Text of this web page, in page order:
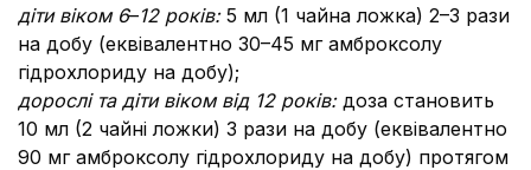
діти віком 6–12 років: 5 мл (1 чайна ложка) 2–3 рази
на добу (еквівалентно 30–45 мг амброксолу
гідрохлориду на добу);
дорослі та діти віком від 12 років: доза становить
10 мл (2 чайні ложки) 3 рази на добу (еквівалентно
90 мг амброксолу гідрохлориду на добу) протягом